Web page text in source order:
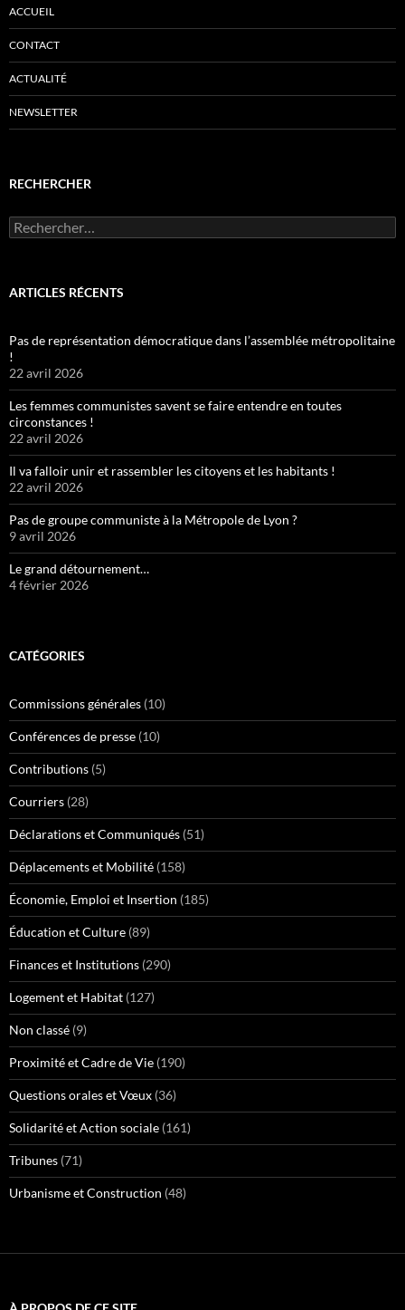
ACCUEIL
CONTACT
ACTUALITÉ
NEWSLETTER
RECHERCHER
Rechercher :
ARTICLES RÉCENTS
Pas de représentation démocratique dans l’assemblée métropolitaine
!
22 avril 2026
Les femmes communistes savent se faire entendre en toutes
circonstances !
22 avril 2026
Il va falloir unir et rassembler les citoyens et les habitants !
22 avril 2026
Pas de groupe communiste à la Métropole de Lyon ?
9 avril 2026
Le grand détournement…
4 février 2026
CATÉGORIES
Commissions générales (10)
Conférences de presse (10)
Contributions (5)
Courriers (28)
Déclarations et Communiqués (51)
Déplacements et Mobilité (158)
Économie, Emploi et Insertion (185)
Éducation et Culture (89)
Finances et Institutions (290)
Logement et Habitat (127)
Non classé (9)
Proximité et Cadre de Vie (190)
Questions orales et Vœux (36)
Solidarité et Action sociale (161)
Tribunes (71)
Urbanisme et Construction (48)